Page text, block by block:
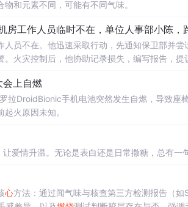
和元素不同，可能有不同气味。
房工作人员临时不在，单位人事部小陈，
人员不在。他迅速采取行动，先通知保卫部并
火灾控制后，他协助记录损失，编写报告，提
上自燃
拉DroidBionic手机电池突然发生自燃，导致座
火原因未知。
让爱情升温。无论是表白还是日常撒糖，总有一
心方法：通过闻气味与核查第三方检测报告（